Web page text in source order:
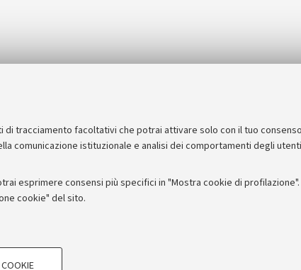
tracciamento facoltativi che potrai attivare solo con il tuo
comunicazione istituzionale e analisi dei comportamenti degli
esprimere consensi più specifici in "Mostra cookie di profilazione".
cookie" del sito.
TECNICI - NECESSARI
33 - 40126 Bologna - PI: 01131710376 - CF: 80007010376